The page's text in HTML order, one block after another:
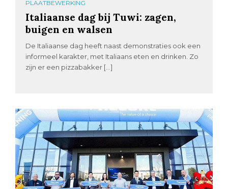
PLAATBEWERKING
Italiaanse dag bij Tuwi: zagen,
buigen en walsen
De Italiaanse dag heeft naast demonstraties ook een
informeel karakter, met Italiaans eten en drinken. Zo
zijn er een pizzabakker […]